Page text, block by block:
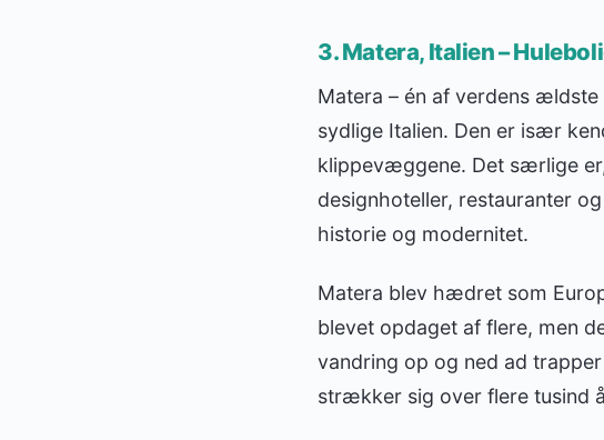
3. Matera, Italien –
Matera – én af verdens
sydlige Italien. Den er især
klippevæggene. Det særlige
designhoteller, restauranter
historie og modernitet.
Matera blev hædret som
blevet opdaget af flere, men
vandring op og ned ad
strækker sig over flere tusind